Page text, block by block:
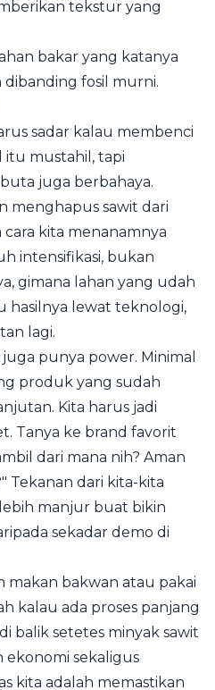
tekstur yang
bakar yang katanya
fosil murni.
sadar kalau membenci
itu mustahil, tapi
juga berbahaya.
menghapus sawit dari
kita menanamnya
intensifikasi, bukan
gimana lahan yang udah
hasilnya lewat teknologi,
lagi.
punya power. Minimal
produk yang sudah
Kita harus jadi
Tanya ke brand favorit
dari mana nih? Aman
Tekanan dari kita-kita
manjur buat bikin
sekadar demo di
makan bakwan atau pakai
kalau ada proses panjang
balik setetes minyak sawit
ekonomi sekaligus
kita adalah memastikan